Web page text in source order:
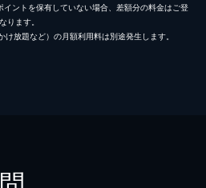
ントを保有していない場合、差額分の料金はご登
ります。
放題など）の月額利用料は別途発生します。